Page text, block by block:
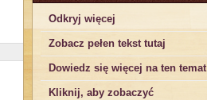
Odkryj więcej
Zobacz pełen tekst tutaj
Dowiedz się więcej na ten temat
Kliknij, aby zobaczyć